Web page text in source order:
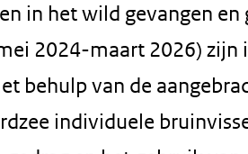
in het wild gevangen
2024-maart 2026)
behulp van de
individuele